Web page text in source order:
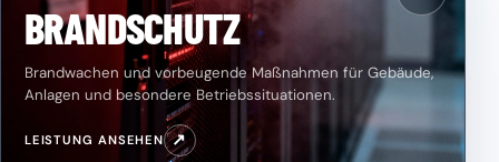
BRANDSCHUTZ
Brandwachen und vorbeugende Maßnahmen für Gebäude,
Anlagen und besondere Betriebssituationen.
LEISTUNG ANSEHEN ↗